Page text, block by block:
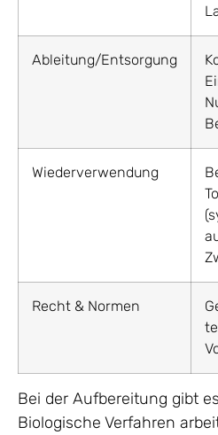
Ableitung/Entsorgung
Wiederverwendung
Recht & Normen
Bei der Aufbereitung gibt
Biologische Verfahren